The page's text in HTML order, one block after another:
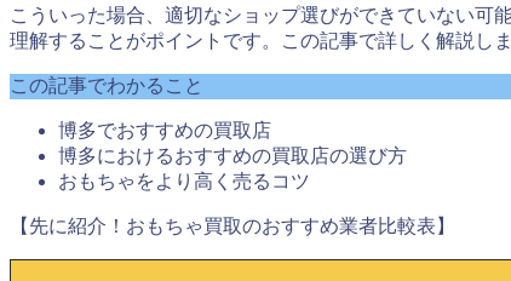
こういった場合、適切なショップ選びができていない可
理解することがポイントです。この記事で詳しく解説しま
この記事でわかること
博多でおすすめの買取店
博多におけるおすすめの買取店の選び方
おもちゃをより高く売るコツ
【先に紹介！おもちゃ買取のおすすめ業者比較表】